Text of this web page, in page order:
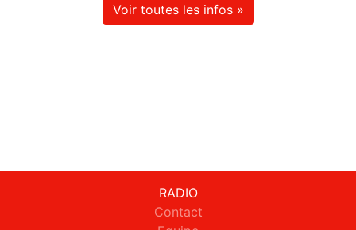
Voir toutes les infos »
RADIO
Contact